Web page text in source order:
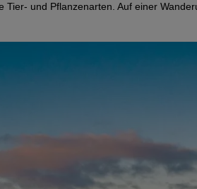
Tier- und Pflanzenarten. Auf einer